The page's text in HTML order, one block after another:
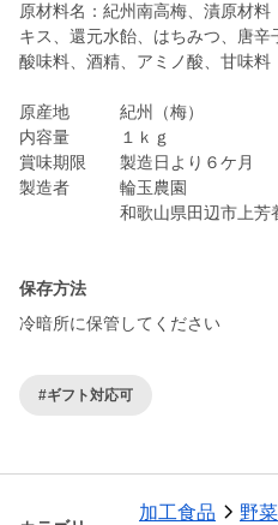
原材料名：紀州南高梅、漬原材
キス、還元水飴、はちみつ、唐辛
酸味料、酒精、アミノ酸、甘味料
原産地 紀州（梅）
内容量 １ｋｇ
賞味期限 製造日より６ケ月
製造者 輪玉農園
和歌山県田辺市上芳養
保存方法
冷暗所に保管してください
#ギフト対応可
加工食品 野